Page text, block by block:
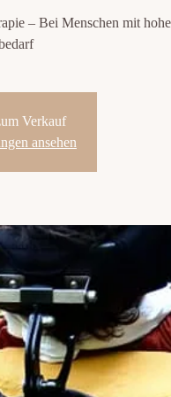
– Bei Menschen mit
Unterstützungsbedarf
Verkauf
ansehen